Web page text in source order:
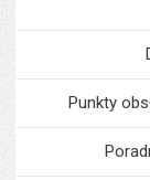
Punkty